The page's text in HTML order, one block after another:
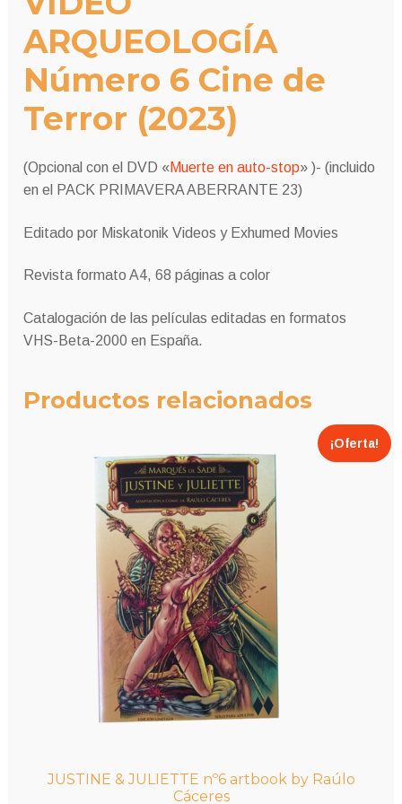
ARQUEOLOGÍA
Número 6 Cine de
Terror (2023)
(Opcional con el DVD «Muerte en auto-stop» )- (incluido
en el PACK PRIMAVERA ABERRANTE 23)
Editado por Miskatonik Videos y Exhumed Movies
Revista formato A4, 68 páginas a color
Catalogación de las películas editadas en formatos
VHS-Beta-2000 en España.
Productos relacionados
JUSTINE & JULIETTE nº6 artbook by Raúlo
Cáceres
¡Oferta!